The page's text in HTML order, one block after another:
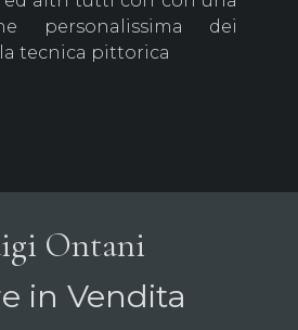
personalissima dei
tecnica pittorica
Ontani
in Vendita